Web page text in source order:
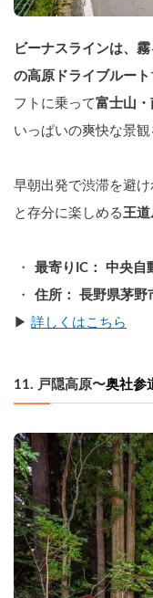
ビーナスラインは、
の高原ドライブルート
フトに乗って富士山
いっぱいの爽快な景観
早朝出発で渋滞を避
と存分に楽しめる 王道
最寄りIC： 中央
住所： 長野県茅野
▶︎ 詳しくはこちら
11. 戸隠高原〜奥社参